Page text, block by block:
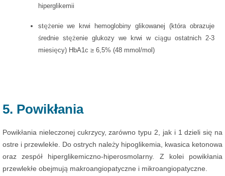
hiperglikemii
stężenie we krwi hemoglobiny glikowanej (która obrazuje
średnie stężenie glukozy we krwi w ciągu ostatnich 2-3
miesięcy) HbA1c ≥ 6,5% (48 mmol/mol)
5. Powikłania
Powikłania nieleczonej cukrzycy, zarówno typu 2, jak i 1 dzieli się na
ostre i przewlekłe. Do ostrych należy hipoglikemia, kwasica ketonowa
oraz zespół hiperglikemiczno-hiperosmolarny. Z kolei powikłania
przewlekłe obejmują makroangiopatyczne i mikroangiopatyczne.